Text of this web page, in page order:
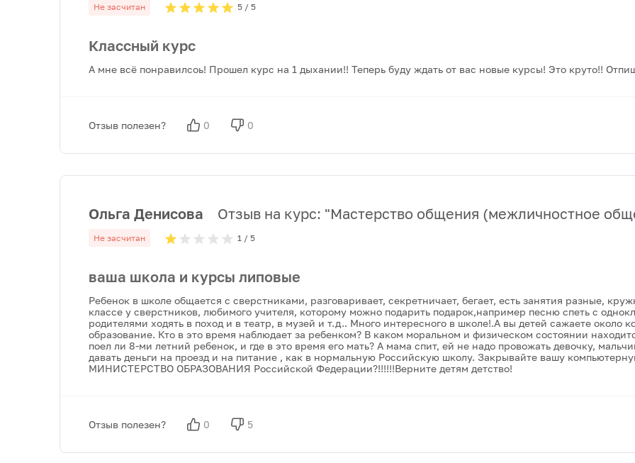
Не засчитан 5 / 5
Классный курс
А мне всё понравилсоь! Прошел курс на 1 дыхании!! Теперь буду ждать от вас новые курсы! Это круто!!
Отзыв полезен? 0 0
Ольга Денисова Отзыв на курс: "Мастерство общения (межличностное
Не засчитан 1 / 5
ваша школа и курсы липовые
Ребенок в школе общается с сверстниками, разговаривает, секретничает, бегает, есть занятия разные,
классе у сверстников, любимого учителя, которому можно подарить подарок,например песню спеть с
родителями ходять в поход и в театр, в музей и т.д.. Много интересного в школе!.А вы детей сажаете около
образование. Кто в это время наблюдает за ребенком? В каком моральном и физическом состоянии
поел ли 8-ми летний ребенок, и где в это время его мать? А мама спит, ей не надо провожать девочку,
давать деньги на проезд и на питание , как в нормальную Российскую школу. Закрывайте вашу
МИНИСТЕРСТВО ОБРАЗОВАНИЯ Российской Федерации?!!!!!!Верните детям детство!
Отзыв полезен? 0 5